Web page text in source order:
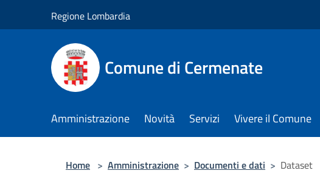
Regione Lombardia
Comune di Cermenate
Amministrazione Novità Servizi Vivere il Comune
Home > Amministrazione > Documenti e dati > Dataset